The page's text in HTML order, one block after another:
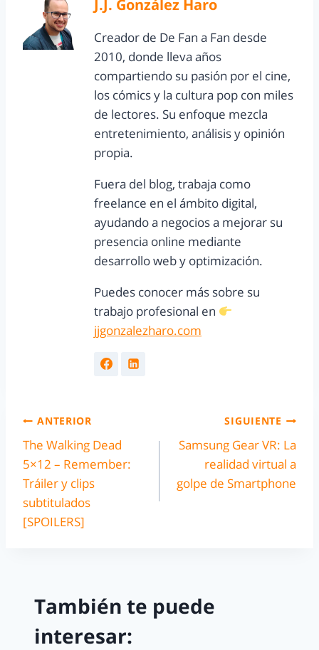
J.J. González Haro
Creador de De Fan a Fan desde
2010, donde lleva años
compartiendo su pasión por el cine,
los cómics y la cultura pop con miles
de lectores. Su enfoque mezcla
entretenimiento, análisis y opinión
propia.
Fuera del blog, trabaja como
freelance en el ámbito digital,
ayudando a negocios a mejorar su
presencia online mediante
desarrollo web y optimización.
Puedes conocer más sobre su
trabajo profesional en
jjgonzalezharo.com
ANTERIOR
The Walking Dead
5×12 – Remember:
Tráiler y clips
subtitulados
[SPOILERS]
SIGUIENTE
Samsung Gear VR: La
realidad virtual a
golpe de Smartphone
También te puede
interesar: